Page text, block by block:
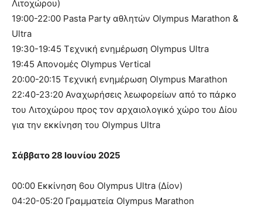
Λιτοχώρου)
19:00-22:00 Pasta Party αθλητών Olympus Marathon &
Ultra
19:30-19:45 Τεχνική ενημέρωση Olympus Ultra
19:45 Απονομές Olympus Vertical
20:00-20:15 Τεχνική ενημέρωση Olympus Marathon
22:40-23:20 Αναχωρήσεις λεωφορείων από το πάρκο
του Λιτοχώρου προς τον αρχαιολογικό χώρο του Δίου
για την εκκίνηση του Olympus Ultra
Σάββατο 28 Ιουνίου 2025
00:00 Εκκίνηση 6ου Olympus Ultra (Δίον)
04:20-05:20 Γραμματεία Olympus Marathon